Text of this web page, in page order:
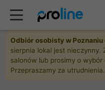
Odbiór osobisty w
sierpnia lokal jest nieczynny.
salonów lub prosimy o
Przepraszamy za utrudnienia.